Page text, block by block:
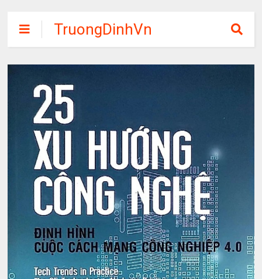
TruongDinhVn
Chia sẽ ebook,
các khóa học,
phần mềm học
tập miễn phí